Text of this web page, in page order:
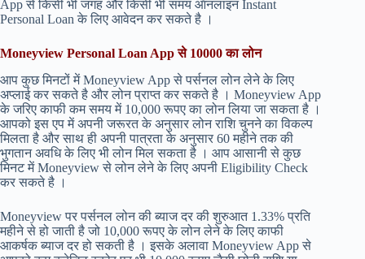
App से किसी भी जगह और किसी भी समय ऑनलाइन Instant
Personal Loan के लिए आवेदन कर सकते है ।
Moneyview Personal Loan App से 10000 का लोन
आप कुछ मिनटों में Moneyview App से पर्सनल लोन लेने के लिए
अप्लाई कर सकते है और लोन प्राप्त कर सकते है । Moneyview App
के जरिए काफी कम समय में 10,000 रूपए का लोन लिया जा सकता है ।
आपको इस एप में अपनी जरूरत के अनुसार लोन राशि चुनने का विकल्प
मिलता है और साथ ही अपनी पात्रता के अनुसार 60 महीने तक की
भुगतान अवधि के लिए भी लोन मिल सकता है । आप आसानी से कुछ
मिनट में Moneyview से लोन लेने के लिए अपनी Eligibility Check
कर सकते है ।
Moneyview पर पर्सनल लोन की ब्याज दर की शुरुआत 1.33% प्रति
महीने से हो जाती है जो 10,000 रूपए के लोन लेने के लिए काफी
आकर्षक ब्याज दर हो सकती है । इसके अलावा Moneyview App से